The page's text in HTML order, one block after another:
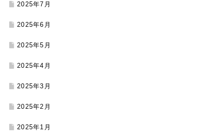
2025年7月
2025年6月
2025年5月
2025年4月
2025年3月
2025年2月
2025年1月